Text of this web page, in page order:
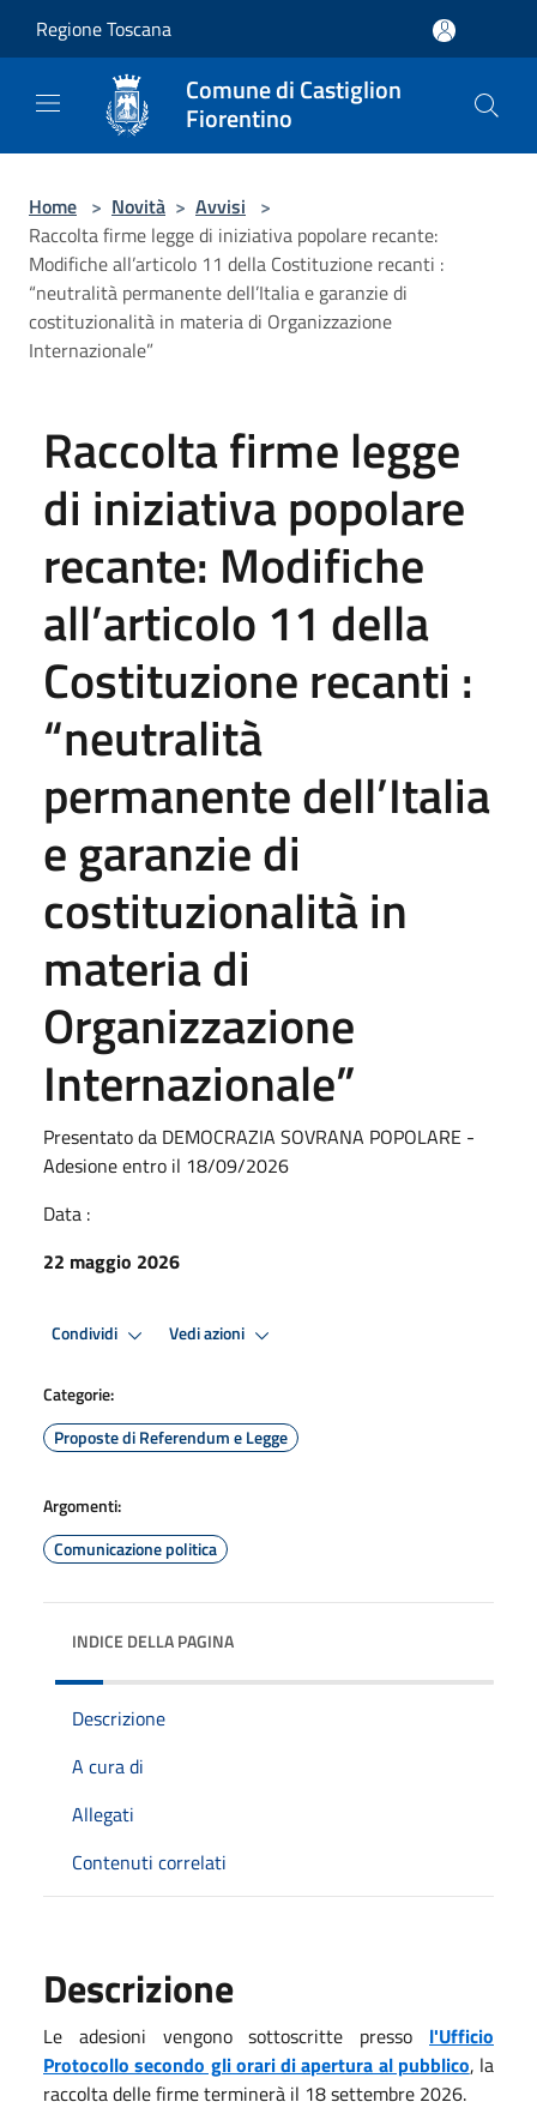
Regione Toscana
Comune di Castiglion
Fiorentino
Home > Novità > Avvisi >
Raccolta firme legge di iniziativa popolare recante:
Modifiche all’articolo 11 della Costituzione recanti :
“neutralità permanente dell’Italia e garanzie di
costituzionalità in materia di Organizzazione
Internazionale”
Raccolta firme legge
di iniziativa popolare
recante: Modifiche
all’articolo 11 della
Costituzione recanti :
“neutralità
permanente dell’Italia
e garanzie di
costituzionalità in
materia di
Organizzazione
Internazionale”
Presentato da DEMOCRAZIA SOVRANA POPOLARE -
Adesione entro il 18/09/2026
Data :
22 maggio 2026
Condividi Vedi azioni
Categorie:
Proposte di Referendum e Legge
Argomenti:
Comunicazione politica
INDICE DELLA PAGINA
Descrizione
A cura di
Allegati
Contenuti correlati
Descrizione
Le adesioni vengono sottoscritte presso l'Ufficio
Protocollo secondo gli orari di apertura al pubblico, la
raccolta delle firme terminerà il 18 settembre 2026.